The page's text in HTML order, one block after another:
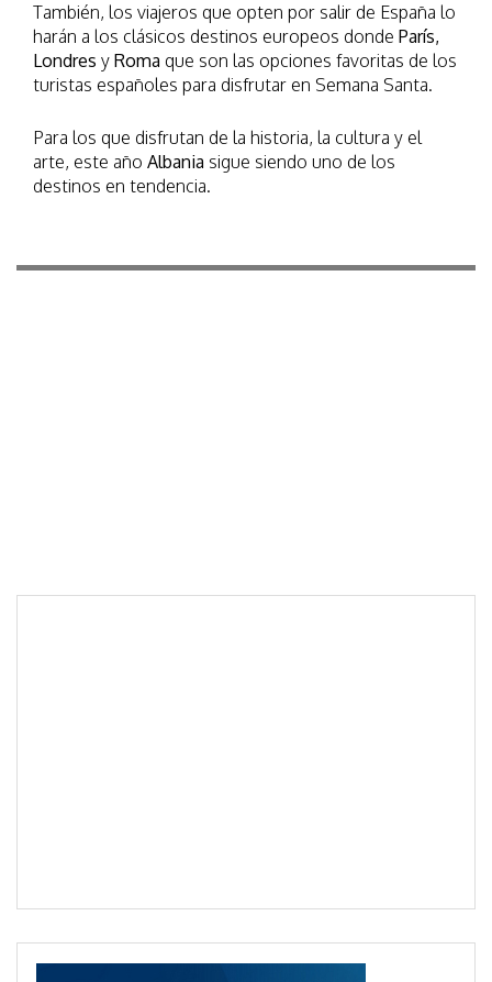
También, los viajeros que opten por salir de España lo
harán a los clásicos destinos europeos donde París,
Londres y Roma que son las opciones favoritas de los
turistas españoles para disfrutar en Semana Santa.
Para los que disfrutan de la historia, la cultura y el
arte, este año Albania sigue siendo uno de los
destinos en tendencia.